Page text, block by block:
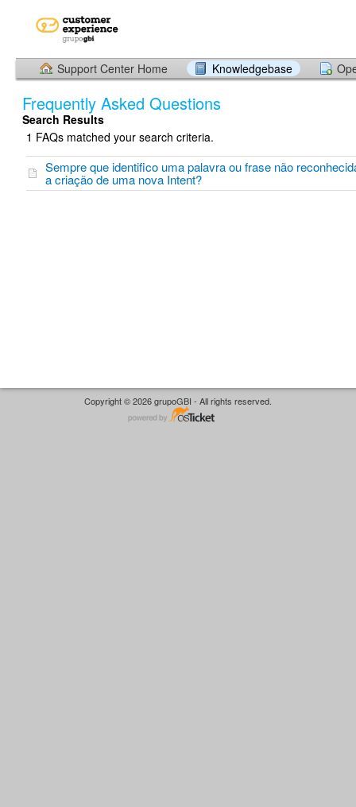
Support Center Home Knowledgebase
Frequently Asked Questions
Search Results
1 FAQs matched your search criteria.
Sempre que identifico uma palavra ou frase não
a criação de uma nova Intent?
Copyright © 2026 grupoGBI - All rights reserved.